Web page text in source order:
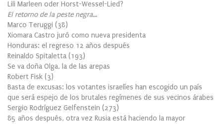
Lili Marleen oder Horst-Wessel-Lied?
El retorno de la peste negra…
Marco Teruggi (38)
Xiomara Castro juró como nueva presidenta
Honduras: el regreso 12 años después
Reinaldo Spitaletta (193)
Se va doña Olga, la de las arepas
Robert Fisk (3)
Basta de excusas: los votantes israelíes han escogido un país
que será espejo de los brutales regímenes de sus vecinos árabes
Sergio Rodríguez Gelfenstein (273)
85 años después, otra vez Rusia está haciendo la mayor